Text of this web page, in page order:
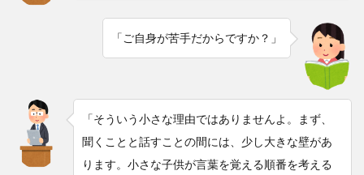
「ご自身が苦手だからですか？」
「そういう小さな理由ではありませんよ。まず、
聞くことと話すことの間には、少し大きな壁があ
ります。小さな子供が言葉を覚える順番を考える